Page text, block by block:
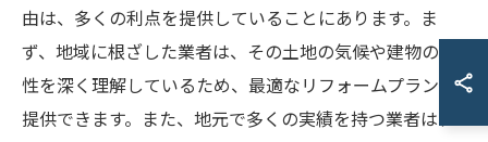
由は、多くの利点を提供していることにあります。ま
ず、地域に根ざした業者は、その土地の気候や建物の特
性を深く理解しているため、最適なリフォームプランを
提供できます。また、地元で多くの実績を持つ業者は、